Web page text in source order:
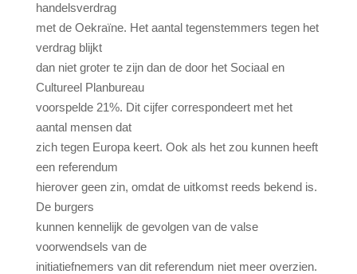
handelsverdrag
met de Oekraïne. Het aantal tegenstemmers tegen het
verdrag blijkt
dan niet groter te zijn dan de door het Sociaal en
Cultureel Planbureau
voorspelde 21%. Dit cijfer correspondeert met het
aantal mensen dat
zich tegen Europa keert. Ook als het zou kunnen heeft
een referendum
hierover geen zin, omdat de uitkomst reeds bekend is.
De burgers
kunnen kennelijk de gevolgen van de valse
voorwendsels van de
initiatiefnemers van dit referendum niet meer overzien.